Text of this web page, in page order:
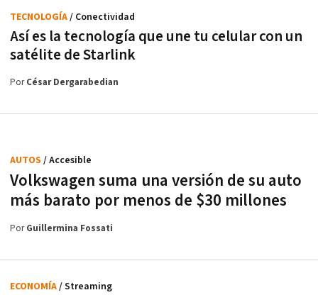
Así es la tecnología que une tu celular con un
satélite de Starlink
TECNOLOGÍA/ Conectividad
PorCésar Dergarabedian
Volkswagen suma una versión de su auto
más barato por menos de $30 millones
AUTOS / Accesible
PorGuillermina Fossati
ECONOMÍA/ Streaming